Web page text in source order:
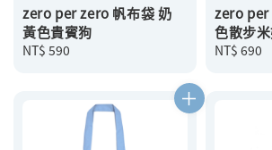
zero per zero 帆布袋 奶
黃色貴賓狗
Regular
NT$ 590
zero per
色散步
Regular
NT$ 690